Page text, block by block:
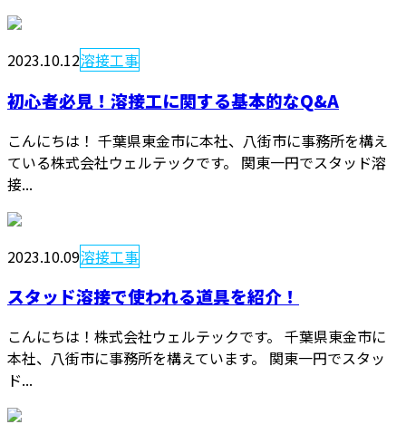
2023.10.12溶接工事
初心者必見！溶接工に関する基本的なQ&A
こんにちは！ 千葉県東金市に本社、八街市に事務所を構え
ている株式会社ウェルテックです。 関東一円でスタッド溶
接...
2023.10.09溶接工事
スタッド溶接で使われる道具を紹介！
こんにちは！株式会社ウェルテックです。 千葉県東金市に
本社、八街市に事務所を構えています。 関東一円でスタッ
ド...